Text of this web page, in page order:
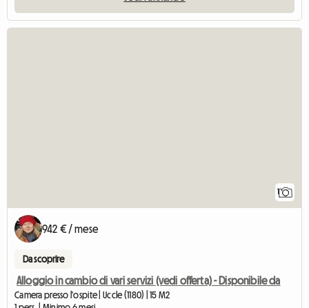
1
942 € / mese
Da scoprire
Alloggio in cambio di vari servizi (vedi offerta) - Disponibile da
Camera presso l'ospite | Uccle (1180) | 15 M2